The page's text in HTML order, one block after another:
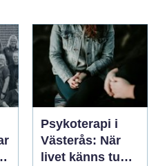
Psykoterapi i
Västerås: När
livet känns tungt